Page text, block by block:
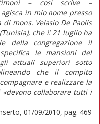
– così scrive –
in mio nome presso
mons. Velasio De Paolis
che il 21 luglio ha
della congregazione il
le mansioni del
attuali superiori sotto
che il compito
e realizzare la
collaborare tutti i
01/09/2010, pag. 469